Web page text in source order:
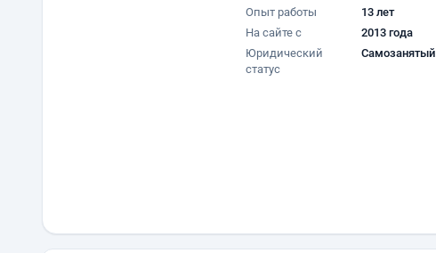
Опыт работы
13 лет
На сайте с
2013 года
Юридический
статус
Самозанятый